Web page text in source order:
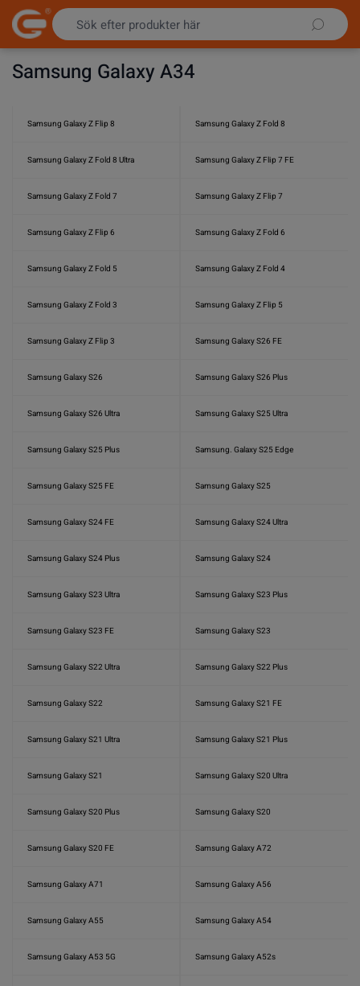
Hoppa till innehållet
Samsung Galaxy A34
Samsung Galaxy Z Flip 8 Samsung Galaxy Z Fold 8
Samsung Galaxy Z Fold 8 Ultra Samsung Galaxy Z Flip 7 FE
Samsung Galaxy Z Fold 7 Samsung Galaxy Z Flip 7
Samsung Galaxy Z Flip 6 Samsung Galaxy Z Fold 6
Samsung Galaxy Z Fold 5 Samsung Galaxy Z Fold 4
Samsung Galaxy Z Fold 3 Samsung Galaxy Z Flip 5
Samsung Galaxy Z Flip 3 Samsung Galaxy S26 FE
Samsung Galaxy S26 Samsung Galaxy S26 Plus
Samsung Galaxy S26 Ultra Samsung Galaxy S25 Ultra
Samsung Galaxy S25 Plus Samsung. Galaxy S25 Edge
Samsung Galaxy S25 FE Samsung Galaxy S25
Samsung Galaxy S24 FE Samsung Galaxy S24 Ultra
Samsung Galaxy S24 Plus Samsung Galaxy S24
Samsung Galaxy S23 Ultra Samsung Galaxy S23 Plus
Samsung Galaxy S23 FE Samsung Galaxy S23
Samsung Galaxy S22 Ultra Samsung Galaxy S22 Plus
Samsung Galaxy S22 Samsung Galaxy S21 FE
Samsung Galaxy S21 Ultra Samsung Galaxy S21 Plus
Samsung Galaxy S21 Samsung Galaxy S20 Ultra
Samsung Galaxy S20 Plus Samsung Galaxy S20
Samsung Galaxy S20 FE Samsung Galaxy A72
Samsung Galaxy A71 Samsung Galaxy A56
Samsung Galaxy A55 Samsung Galaxy A54
Samsung Galaxy A53 5G Samsung Galaxy A52s